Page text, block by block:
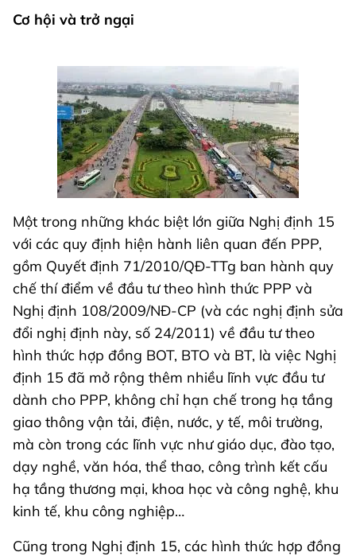
Cơ hội và trở ngại
Một trong những khác biệt lớn giữa Nghị định 15
với các quy định hiện hành liên quan đến PPP,
gồm Quyết định 71/2010/QĐ-TTg ban hành quy
chế thí điểm về đầu tư theo hình thức PPP và
Nghị định 108/2009/NĐ-CP (và các nghị định sửa
đổi nghị định này, số 24/2011) về đầu tư theo
hình thức hợp đồng BOT, BTO và BT, là việc Nghị
định 15 đã mở rộng thêm nhiều lĩnh vực đầu tư
dành cho PPP, không chỉ hạn chế trong hạ tầng
giao thông vận tải, điện, nước, y tế, môi trường,
mà còn trong các lĩnh vực như giáo dục, đào tạo,
dạy nghề, văn hóa, thể thao, công trình kết cấu
hạ tầng thương mại, khoa học và công nghệ, khu
kinh tế, khu công nghiệp…
Cũng trong Nghị định 15, các hình thức hợp đồng